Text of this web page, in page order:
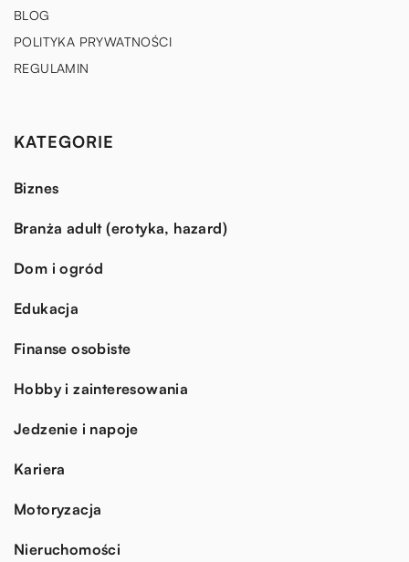
BLOG
POLITYKA PRYWATNOŚCI
REGULAMIN
KATEGORIE
Biznes
Branża adult (erotyka, hazard)
Dom i ogród
Edukacja
Finanse osobiste
Hobby i zainteresowania
Jedzenie i napoje
Kariera
Motoryzacja
Nieruchomości